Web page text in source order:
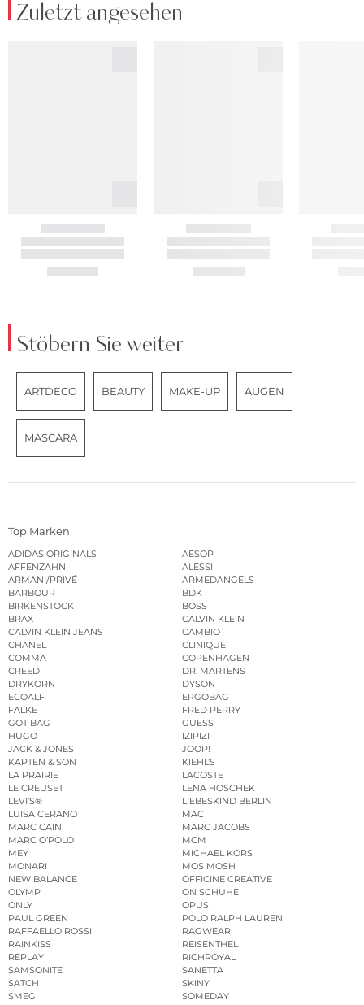
Zuletzt angesehen
Stöbern Sie weiter
ARTDECO BEAUTY MAKE-UP AUGEN
MASCARA
Top Marken
ADIDAS ORIGINALS
AESOP
AFFENZAHN
ALESSI
ARMANI/PRIVÉ
ARMEDANGELS
BARBOUR
BDK
BIRKENSTOCK
BOSS
BRAX
CALVIN KLEIN
CALVIN KLEIN JEANS
CAMBIO
CHANEL
CLINIQUE
COMMA
COPENHAGEN
CREED
DR. MARTENS
DRYKORN
DYSON
ECOALF
ERGOBAG
FALKE
FRED PERRY
GOT BAG
GUESS
HUGO
IZIPIZI
JACK & JONES
JOOP!
KAPTEN & SON
KIEHL’S
LA PRAIRIE
LACOSTE
LE CREUSET
LENA HOSCHEK
LEVI’S®
LIEBESKIND BERLIN
LUISA CERANO
MAC
MARC CAIN
MARC JACOBS
MARC O’POLO
MCM
MEY
MICHAEL KORS
MONARI
MOS MOSH
NEW BALANCE
OFFICINE CREATIVE
OLYMP
ON SCHUHE
ONLY
OPUS
PAUL GREEN
POLO RALPH LAUREN
RAFFAELLO ROSSI
RAGWEAR
RAINKISS
REISENTHEL
REPLAY
RICHROYAL
SAMSONITE
SANETTA
SATCH
SKINY
SMEG
SOMEDAY